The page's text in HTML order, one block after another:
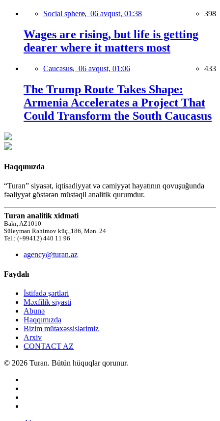
Social sphere, 06 avqust, 01:38 398
Wages are rising, but life is getting
dearer where it matters most
Caucasus, 06 avqust, 01:06 433
The Trump Route Takes Shape:
Armenia Accelerates a Project That
Could Transform the South Caucasus
Haqqımızda
“Turan” siyasət, iqtisadiyyat və cəmiyyət həyatının qovuşuğunda
fəaliyyət göstərən müstəqil analitik qurumdur.
Turan analitik xidməti
Bakı, AZ1010
Süleyman Rəhimov küç.,186, Mən. 24
Tel.: (+99412) 440 11 96
agency@turan.az
Faydalı
İstifadə şərtləri
Məxfilik siyasti
Abunə
Haqqımızda
Bizim mütəxəssislərimiz
Arxiv
CONTACT AZ
© 2026 Turan. Bütün hüquqlar qorunur.